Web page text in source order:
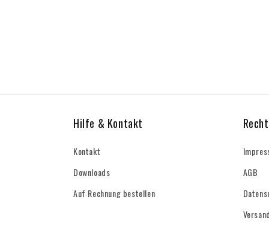
Hilfe & Kontakt
Kontakt
Downloads
Auf Rechnung bestellen
AGB